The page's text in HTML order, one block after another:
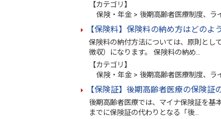
【カテゴリ】
保険・年金 > 後期高齢者医療制度、ラ
【保険料】保険料の納め方はどのよ
保険料の納付方法については、原則とし
徴収）になります。 保険料の納め…
【カテゴリ】
保険・年金 > 後期高齢者医療制度、ラ
【保険証】後期高齢者医療の保険証
後期高齢者医療では、マイナ保険証を基
までに保険証の代わりとなる「後…